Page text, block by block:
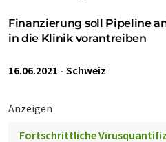
Finanzierung soll Pipeline
in die Klinik vorantreiben
16.06.2021 - Schweiz
Anzeigen
Fortschrittliche